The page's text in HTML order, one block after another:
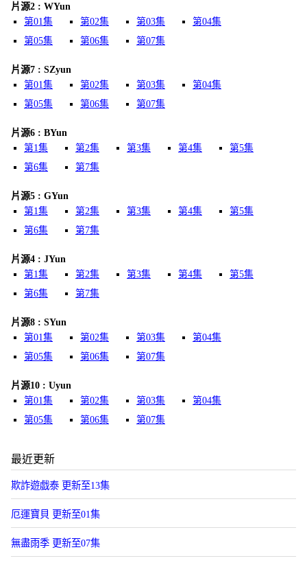
片源2 : WYun
第01集
第02集 第03集
第04集
第05集
第06集 第07集
片源7 : SZyun
第01集
第02集 第03集
第04集
第05集
第06集 第07集
片源6 : BYun
第1集
第2集 第3集 第4集
第5集
第6集
第7集
片源5 : GYun
第1集
第2集 第3集 第4集
第5集
第6集
第7集
片源4 : JYun
第1集
第2集 第3集 第4集
第5集
第6集
第7集
片源8 : SYun
第01集
第02集 第03集
第04集
第05集
第06集 第07集
片源10 : Uyun
第01集
第02集 第03集
第04集
第05集
第06集 第07集
最近更新
欺詐遊戯泰 更新至13集
厄運寶貝 更新至01集
無盡雨季 更新至07集